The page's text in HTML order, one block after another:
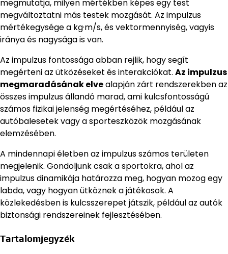
megmutatja, milyen mértékben képes egy test
megváltoztatni más testek mozgását. Az impulzus
mértékegysége a kg·m/s, és vektormennyiség, vagyis
iránya és nagysága is van.
Az impulzus fontossága abban rejlik, hogy segít
megérteni az ütközéseket és interakciókat. Az impulzus
megmaradásának elvealapján zárt rendszerekben az
összes impulzus állandó marad, ami kulcsfontosságú
számos fizikai jelenség megértéséhez, például az
autóbalesetek vagy a sporteszközök mozgásának
elemzésében.
A mindennapi életben az impulzus számos területen
megjelenik. Gondoljunk csak a sportokra, ahol az
impulzus dinamikája határozza meg, hogyan mozog egy
labda, vagy hogyan ütköznek a játékosok. A
közlekedésben is kulcsszerepet játszik, például az autók
biztonsági rendszereinek fejlesztésében.
Tartalomjegyzék